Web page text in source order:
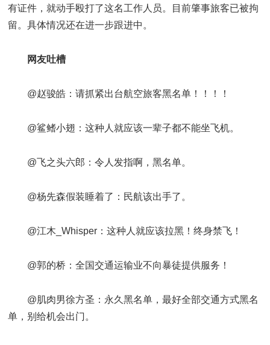
有证件，就动手殴打了这名工作人员。目前肇事旅客已被拘
留。具体情况还在进一步跟进中。
网友吐槽
@赵骏皓：请抓紧出台航空旅客黑名单！！！！
@鲨鳍小翅：这种人就应该一辈子都不能坐飞机。
@飞之头六郎：令人发指啊，黑名单。
@杨先森假装睡着了：民航该出手了。
@江木_Whisper：这种人就应该拉黑！终身禁飞！
@郭的桥：全国交通运输业不向暴徒提供服务！
@肌肉男徐方圣：永久黑名单，最好全部交通方式黑名
单，别给机会出门。